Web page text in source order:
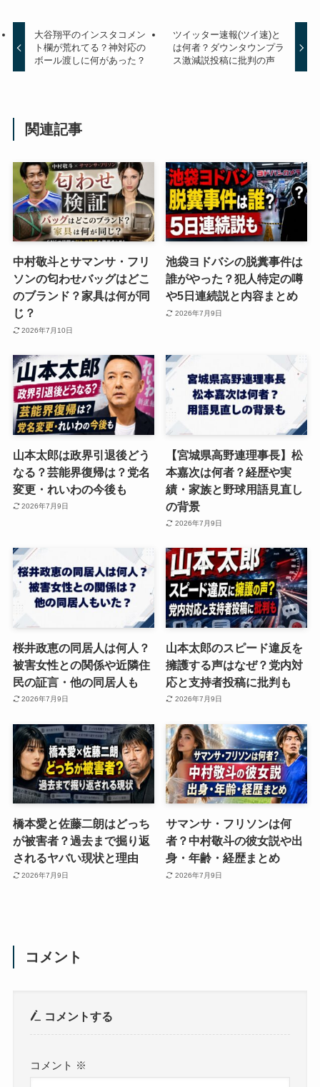
大谷翔平のインスタコメン
ト欄が荒れてる？神対応の
ボール渡しに何があった？
ツイッター速報(ツイ速)と
は何者？ダウンタウンプラ
ス激減説投稿に批判の声
関連記事
中村敬斗とサマンサ・フリ
ソンの匂わせバッグはどこ
のブランド？家具は何が同
じ？
2026年7月10日
池袋ヨドバシの脱糞事件は
誰がやった？犯人特定の噂
や5日連続説と内容まとめ
2026年7月9日
山本太郎は政界引退後どう
なる？芸能界復帰は？党名
変更・れいわの今後も
2026年7月9日
【宮城県高野連理事長】松
本嘉次は何者？経歴や実
績・家族と野球用語見直し
の背景
2026年7月9日
桜井政恵の同居人は何人？
被害女性との関係や近隣住
民の証言・他の同居人も
2026年7月9日
山本太郎のスピード違反を
擁護する声はなぜ？党内対
応と支持者投稿に批判も
2026年7月9日
橋本愛と佐藤二朗はどっち
が被害者？過去まで掘り返
されるヤバい現状と理由
2026年7月9日
サマンサ・フリソンは何
者？中村敬斗の彼女説や出
身・年齢・経歴まとめ
2026年7月9日
コメント
コメントする
コメント ※